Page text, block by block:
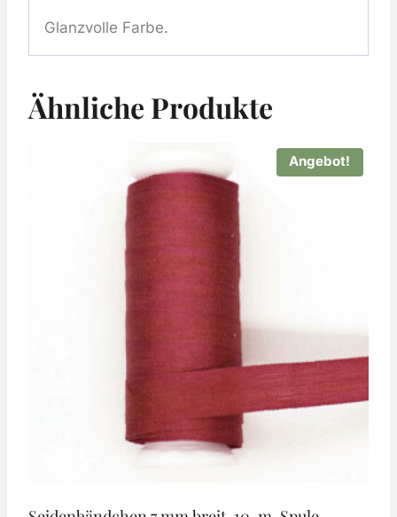
Glanzvolle Farbe.
Ähnliche Produkte
Angebot!